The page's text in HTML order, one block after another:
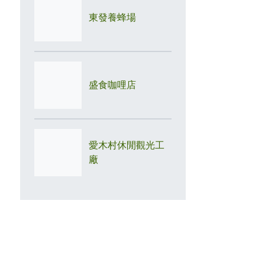
東發養蜂場
盛食咖哩店
愛木村休閒觀光工
廠